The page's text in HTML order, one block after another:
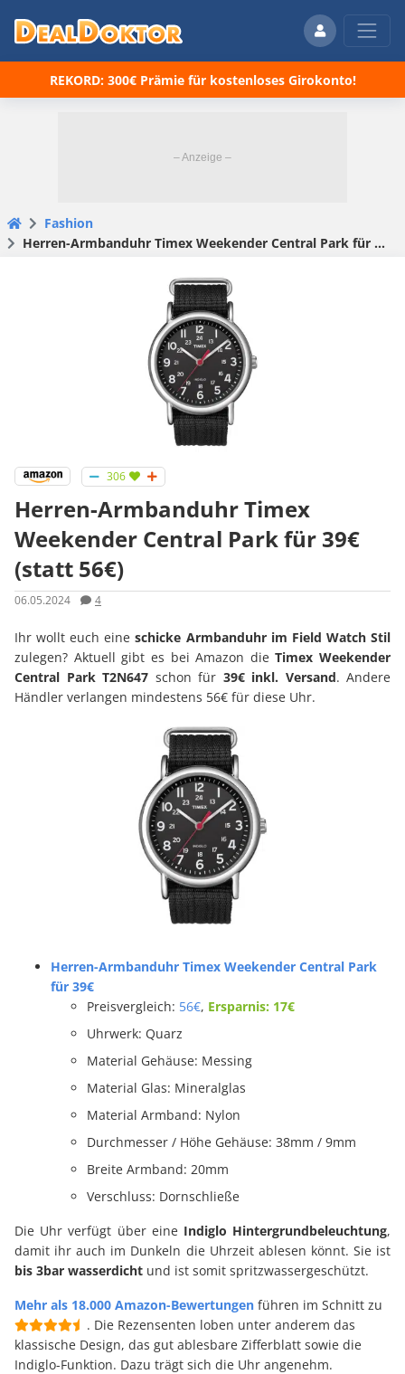
REKORD: 300€ Prämie für kostenloses Girokonto!
Fashion
Herren-Armbanduhr Timex Weekender Central Park für 39€ (statt 56€)
306
Herren-Armbanduhr Timex
Weekender Central Park für 39€
(statt 56€)
06.05.2024 4
Ihr wollt euch eineschicke Armbanduhr im Field Watch Stil
zulegen? Aktuell gibt es bei Amazon dieTimex Weekender
Central Park T2N647 schon für 39€ inkl. Versand. Andere
Händler verlangen mindestens 56€ für diese Uhr.
Herren-Armbanduhr Timex Weekender Central Park
für 39€
Preisvergleich: 56€, Ersparnis: 17€
Uhrwerk: Quarz
Material Gehäuse: Messing
Material Glas: Mineralglas
Material Armband: Nylon
Durchmesser / Höhe Gehäuse: 38mm / 9mm
Breite Armband: 20mm
Verschluss: Dornschließe
Die Uhr verfügt über eine Indiglo Hintergrundbeleuchtung,
damit ihr auch im Dunkeln die Uhrzeit ablesen könnt. Sie ist
bis 3bar wasserdicht und ist somit spritzwassergeschützt.
Mehr als 18.000 Amazon-Bewertungen führen im Schnitt zu
. Die Rezensenten loben unter anderem das
klassische Design, das gut ablesbare Zifferblatt sowie die
Indiglo-Funktion. Dazu trägt sich die Uhr angenehm.